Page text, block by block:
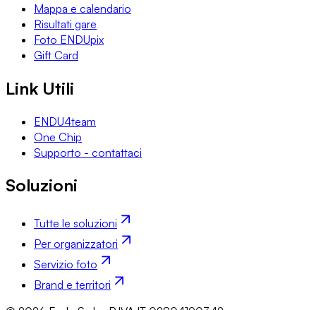
Mappa e calendario
Risultati gare
Foto ENDUpix
Gift Card
Link Utili
ENDU4team
One Chip
Supporto - contattaci
Soluzioni
Tutte le soluzioni
Per organizzatori
Servizio foto
Brand e territori